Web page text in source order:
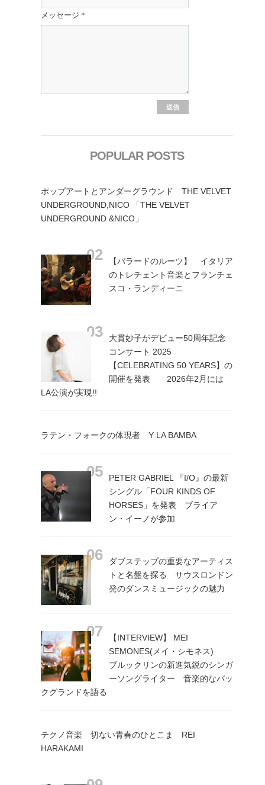
メッセージ *
POPULAR POSTS
ポップアートとアンダーグラウンド THE VELVET
UNDERGROUND,NICO 「THE VELVET
UNDERGROUND &NICO」
【バラードのルーツ】 イタリア
のトレチェント音楽とフランチェ
スコ・ランディーニ
大貫妙子がデビュー50周年記念
コンサート 2025
【CELEBRATING 50 YEARS】の
開催を発表 2026年2月には
LA公演が実現!!
ラテン・フォークの体現者 Y LA BAMBA
PETER GABRIEL 『I/O』の最新
シングル「FOUR KINDS OF
HORSES」を発表 ブライア
ン・イーノが参加
ダブステップの重要なアーティス
トと名盤を探る サウスロンドン
発のダンスミュージックの魅力
【INTERVIEW】 MEI
SEMONES(メイ・シモネス)
ブルックリンの新進気鋭のシンガ
ーソングライター 音楽的なバッ
クグランドを語る
テクノ音楽 切ない青春のひとこま REI
HARAKAMI